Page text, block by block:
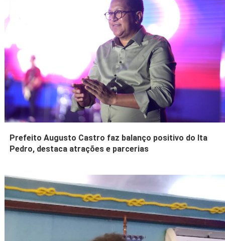
Prefeito Augusto Castro faz balanço positivo do Ita
Pedro, destaca atrações e parcerias